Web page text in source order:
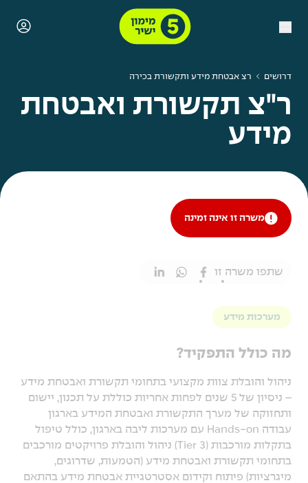
דרושים רצ אבטחת מידע ותקשורת בכירה
ר"צ תקשורת ואבטחת
מידע
משרה זו אינה זמינה
שתפו משרה זו
מערכות מידע
מה כולל התפקיד?
ניהול והובלת צוות מקצועי בתחומי תקשורת ואבטחת מידע
– ניסיון של 5 שנים לפחות אחריות כוללת על תכנון, יישום
ותחזוקה של מערך התקשורת ואבטחת המידע בארגון
עבודה Hands-on עם מערכות ליבה בארגון, כולל טיפול
בתקלות מורכבות (Tier 3) ניהול והובלת פרויקטים מורכבים
בתחומי תקשורת ואבטחת מידע (הטמעות, שדרוגים,
מיגרציות) פיתוח וקידום אסטרטגיית אבטחת מידע בהתאם